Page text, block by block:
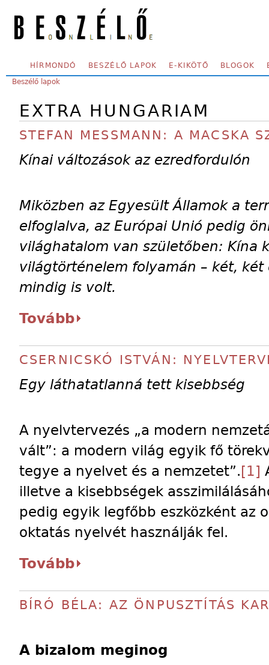
SECONDARY MENU
HÍRMONDÓ BESZÉLŐ LAPOK E-KIKÖTŐ BLOGOK
YOU ARE HERE:
Beszélő lapok
EXTRA HUNGARIAM
STEFAN MESSMANN: A MACSKA
Kínai változások az ezredfordulón
Miközben az Egyesült Államok a
elfoglalva, az Európai Unió pedig
világhatalom van születőben: Kína
világtörténelem folyamán – két, két
mindig is volt.
Tovább
CSERNICSKÓ ISTVÁN:
Egy láthatatlanná tett kisebbség
A nyelvtervezés „a modern
vált”: a modern világ egyik fő
tegye a nyelvet és a nemzetet”.[1]
illetve a kisebbségek
pedig egyik legfőbb eszközként az
oktatás nyelvét használják fel.
Tovább
BÍRÓ BÉLA: AZ ÖNPUSZTÍTÁS
A bizalom meginog